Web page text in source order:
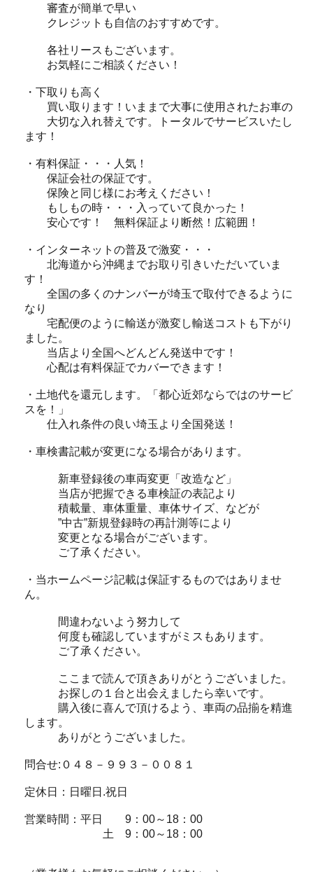
審査が簡単で早い
クレジットも自信のおすすめです。
各社リースもございます。
お気軽にご相談ください！
・下取りも高く
買い取ります！いままで大事に使用されたお車の
大切な入れ替えです。トータルでサービスいたし
ます！
・有料保証・・・人気！
保証会社の保証です。
保険と同じ様にお考えください！
もしもの時・・・入っていて良かった！
安心です！ 無料保証より断然！広範囲！
・インターネットの普及で激変・・・
北海道から沖縄までお取り引きいただいていま
す！
全国の多くのナンバーが埼玉で取付できるように
なり
宅配便のように輸送が激変し輸送コストも下がり
ました。
当店より全国へどんどん発送中です！
心配は有料保証でカバーできます！
・土地代を還元します。「都心近郊ならではのサービ
スを！」
仕入れ条件の良い埼玉より全国発送！
・車検書記載が変更になる場合があります。
新車登録後の車両変更「改造など」
当店が把握できる車検証の表記より
積載量、車体重量、車体サイズ、などが
”中古”新規登録時の再計測等により
変更となる場合がございます。
ご了承ください。
・当ホームページ記載は保証するものではありませ
ん。
間違わないよう努力して
何度も確認していますがミスもあります。
ご了承ください。
ここまで読んで頂きありがとうございました。
お探しの１台と出会えましたら幸いです。
購入後に喜んで頂けるよう、車両の品揃を精進
します。
ありがとうございました。
問合せ:０４８－９９３－００８１
定休日：日曜日.祝日
営業時間：平日 9：00～18：00
土 9：00～18：00